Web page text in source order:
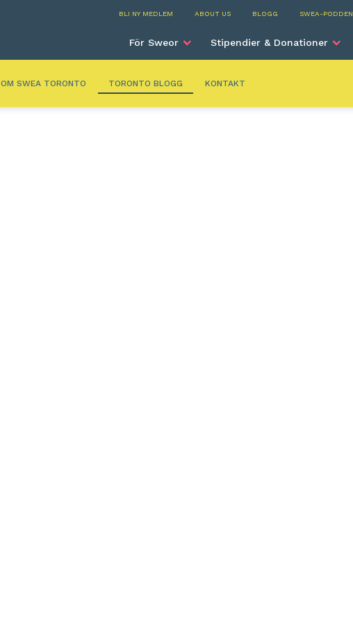
BLI NY MEDLEM ABOUT US BLOGG SWEA-PODDEN
Toronto
För Sweor Stipendier & Donationer
OM SWEA TORONTO TORONTO BLOGG KONTAKT